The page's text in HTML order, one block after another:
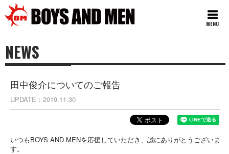
MENU
NEWS
田中俊介についてのご報告
UPDATE 2019.11.30
いつもBOYS AND MENを応援していただき、誠にありがとうございま
す。